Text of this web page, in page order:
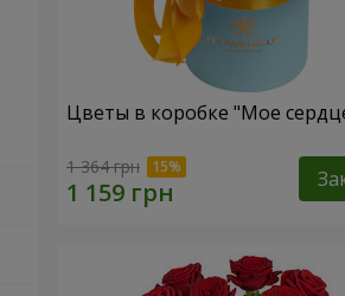
Цветы в коробке "Мое
1 364 грн